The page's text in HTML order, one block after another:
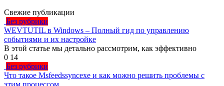
Свежие публикации
Без рубрики
WEVTUTIL в Windows – Полный гид по управлению
событиями и их настройке
В этой статье мы детально рассмотрим, как эффективно
0 14
Без рубрики
Что такое Msfeedssyncexe и как можно решить проблемы с
этим процессом